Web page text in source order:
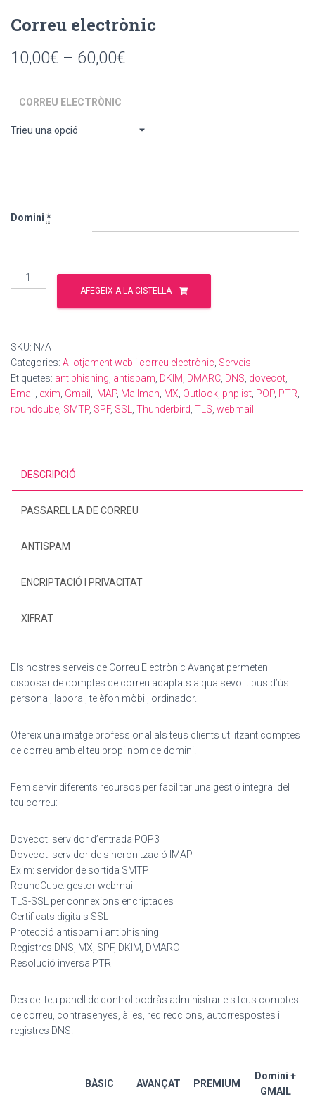
Correu electrònic
10,00€ – 60,00€Interval
10,00€
CORREU ELECTRÒNIC
Domini *
quantitat
de
AFEGEIX A LA CISTELLA
SKU: N/A
Categories: Allotjament web i correu electrònic Serveis
Etiquetes: antiphishing antispam DKIM DMARC DNS dovecot
Email
exim Gmail IMAP, Mailman MX Outlook phplist POP, PTR
roundcube SMTP, SPF, SSL Thunderbird TLS webmail
DESCRIPCIÓ
PASSAREL·LA DE CORREU
ANTISPAM
ENCRIPTACIÓ I PRIVACITAT
XIFRAT
Els nostres serveis de Correu Electrònic Avançat permeten
disposar de comptes de correu adaptats a qualsevol tipus d’ús:
personal, laboral, telèfon mòbil, ordinador.
Ofereix una imatge professional als teus clients utilitzant comptes
de correu amb el teu propi nom de domini.
Fem servir diferents recursos per facilitar una gestió integral del
teu correu:
Dovecot: servidor d’entrada POP3
Dovecot: servidor de sincronització IMAP
Exim: servidor de sortida SMTP
RoundCube: gestor webmail
TLS-SSL per connexions encriptades
Certificats digitals SSL
Protecció antispam i antiphishing
Registres DNS, MX, SPF, DKIM, DMARC
Resolució inversa PTR
Des del teu panell de control podràs administrar els teus comptes
de correu, contrasenyes, àlies, redireccions, autorrespostes i
registres DNS.
BÀSIC AVANÇAT PREMIUM
Domini +
GMAIL